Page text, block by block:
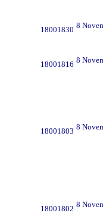
18001830 8
18001816 8
18001803 8
18001802 8